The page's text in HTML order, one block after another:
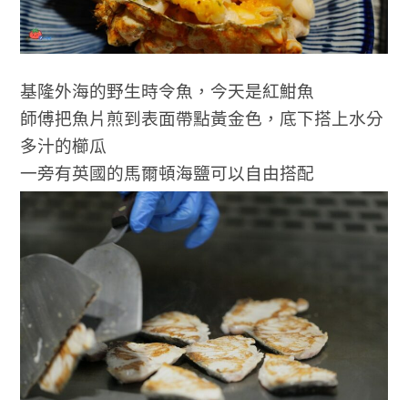
基隆外海的野生時令魚，今天是紅魽魚
師傅把魚片煎到表面帶點黃金色，底下搭上水分
多汁的櫛瓜
一旁有英國的馬爾頓海鹽可以自由搭配